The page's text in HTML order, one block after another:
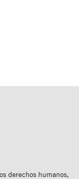
derechos humanos,